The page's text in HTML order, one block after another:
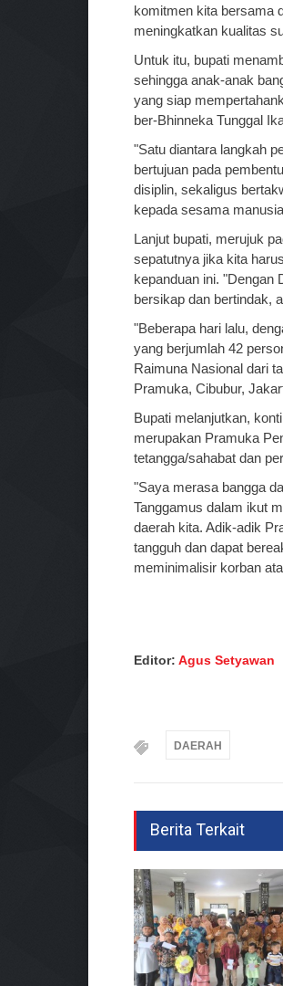
komitmen kita bersama
meningkatkan kualitas
Untuk itu, bupati
sehingga anak-anak
yang siap
ber-Bhinneka Tunggal
"Satu diantara langkah
bertujuan pada
disiplin, sekaligus
kepada sesama
Lanjut bupati, merujuk
sepatutnya jika kita
kepanduan ini. "Dengan
bersikap dan bertindak,
"Beberapa hari lalu,
yang berjumlah 42
Raimuna Nasional dari
Pramuka, Cibubur,
Bupati melanjutkan,
merupakan Pramuka
tetangga/sahabat dan
"Saya merasa bangga
Tanggamus dalam ikut
daerah kita. Adik-adik
tangguh dan dapat
meminimalisir korban
Editor: Agus Setyawan
DAERAH
Berita Terkait